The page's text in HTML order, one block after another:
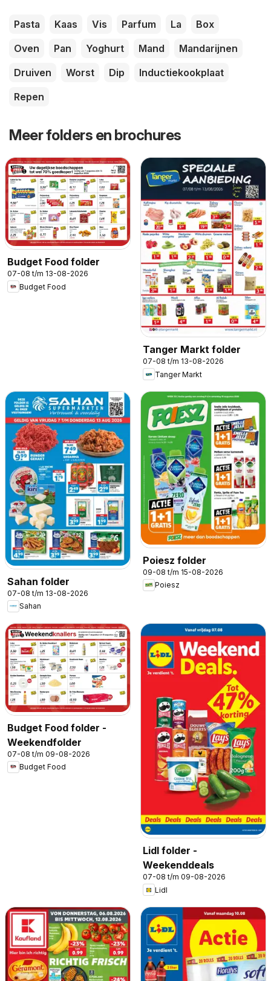
Pasta Kaas Vis Parfum La
Box
Oven
Pan Yoghurt Mand
Mandarijnen
Druiven
Worst Dip
Inductiekookplaat
Repen
Meer folders en brochures
Budget Food folder
07-08 t/m 13-08-2026
Budget Food
Tanger Markt folder
07-08 t/m 13-08-2026
Tanger Markt
Sahan folder
07-08 t/m 13-08-2026
Sahan
Poiesz folder
09-08 t/m 15-08-2026
Poiesz
Budget Food folder -
Weekendfolder
07-08 t/m 09-08-2026
Budget Food
Lidl folder -
Weekenddeals
07-08 t/m 09-08-2026
Lidl